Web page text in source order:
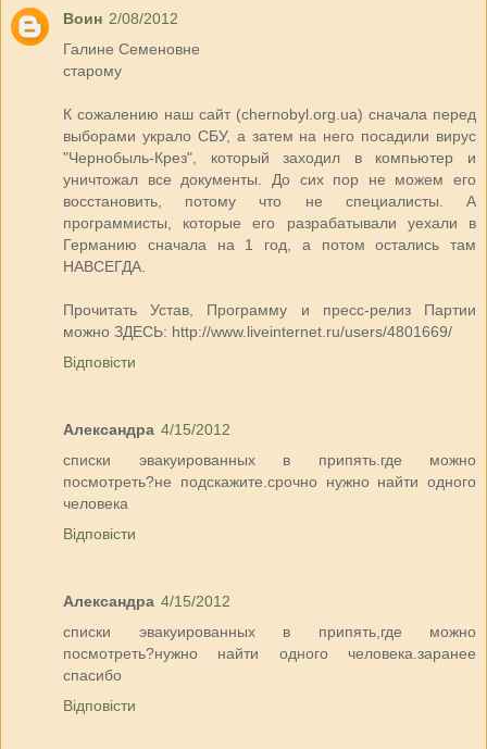
Воин 2/08/2012
Галине Семеновне
старому
К сожалению наш сайт (chernobyl.org.ua) сначала перед
выборами украло СБУ, а затем на него посадили вирус
"Чернобыль-Крез", который заходил в компьютер и
уничтожал все документы. До сих пор не можем его
восстановить, потому что не специалисты. А
программисты, которые его разрабатывали уехали в
Германию сначала на 1 год, а потом остались там
НАВСЕГДА.
Прочитать Устав, Программу и пресс-релиз Партии
можно ЗДЕСЬ: http://www.liveinternet.ru/users/4801669/
Відповісти
Александра 4/15/2012
списки эвакуированных в припять.где можно
посмотреть?не подскажите.срочно нужно найти одного
человека
Відповісти
Александра 4/15/2012
списки эвакуированных в припять,где можно
посмотреть?нужно найти одного человека.заранее
спасибо
Відповісти